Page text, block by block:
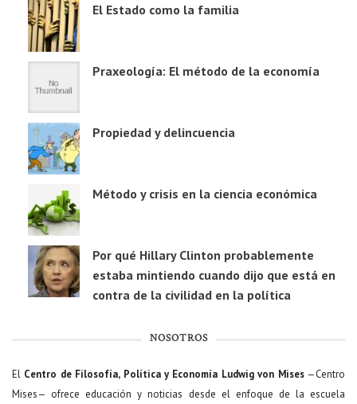
El Estado como la familia
Praxeología: El método de la economía
Propiedad y delincuencia
Método y crisis en la ciencia económica
Por qué Hillary Clinton probablemente
estaba mintiendo cuando dijo que está en
contra de la civilidad en la política
NOSOTROS
El Centro de Filosofía, Política y Economía Ludwig von Mises—Centro
Mises— ofrece educación y noticias desde el enfoque de la escuela